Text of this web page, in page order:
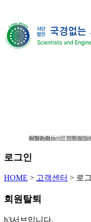
단체소개 연혁 인
사업분야
공지사항 문의하기
e-Newsletter 연간보고
iWc Overview
회원가입동의 후원하
로그인
HOME > 고객센터 > 로
회원탈퇴
h3서브입니다.